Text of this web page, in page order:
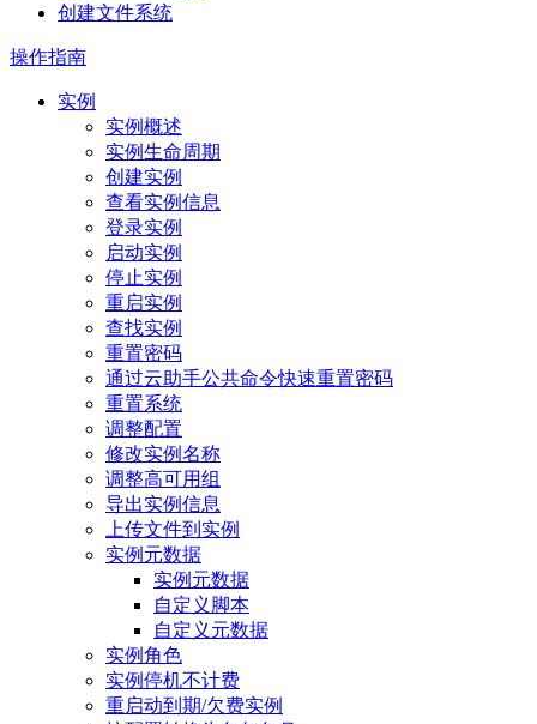
创建文件系统
操作指南
实例
实例概述
实例生命周期
创建实例
查看实例信息
登录实例
启动实例
停止实例
重启实例
查找实例
重置密码
通过云助手公共命令快速重置密码
重置系统
调整配置
修改实例名称
调整高可用组
导出实例信息
上传文件到实例
实例元数据
实例元数据
自定义脚本
自定义元数据
实例角色
实例停机不计费
重启动到期/欠费实例